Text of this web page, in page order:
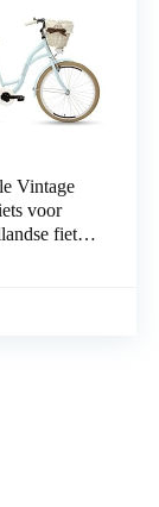
Vintage
voor
fiets,